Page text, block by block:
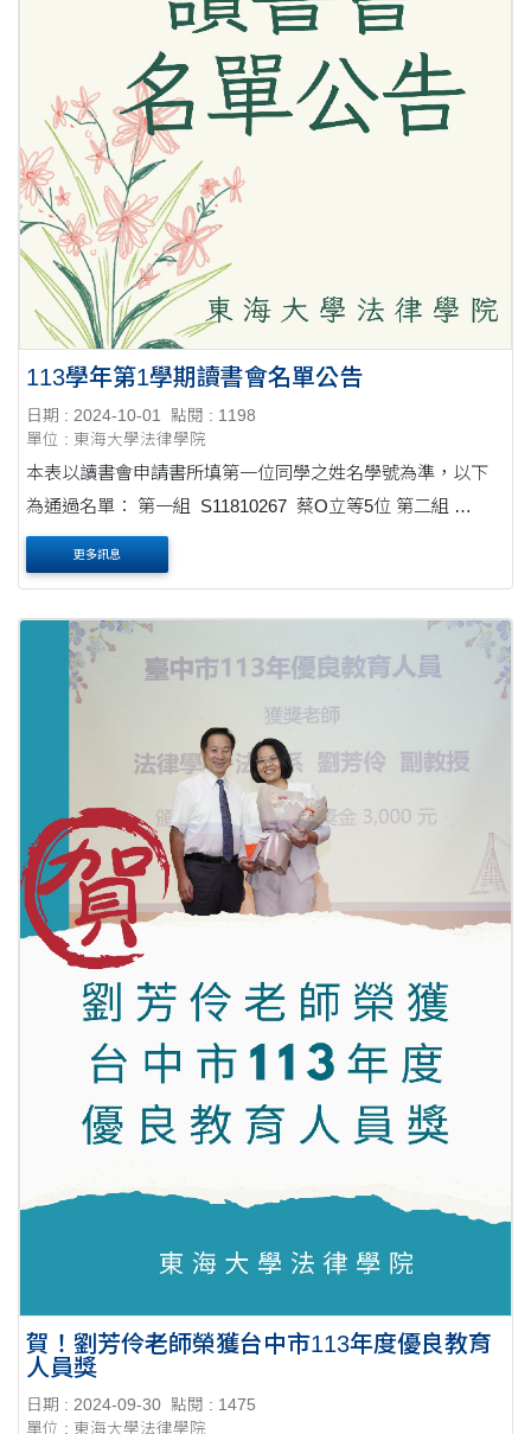
113學年第1學期讀書會名單公告
日期 : 2024-10-01
點閱 : 1198
單位 : 東海大學法律學院
本表以讀書會申請書所填第一位同學之姓名學號為準，以下
為通過名單： 第一組 S11810267 蔡O立等5位 第二組
更多訊息
賀！劉芳伶老師榮獲台中市113年度優良教育
人員獎
日期 : 2024-09-30 點閱 : 1475
單位 : 東海大學法律學院